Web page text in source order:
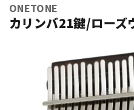
エレキギター
ベース
ONETONE
カリンバ21鍵/ロー